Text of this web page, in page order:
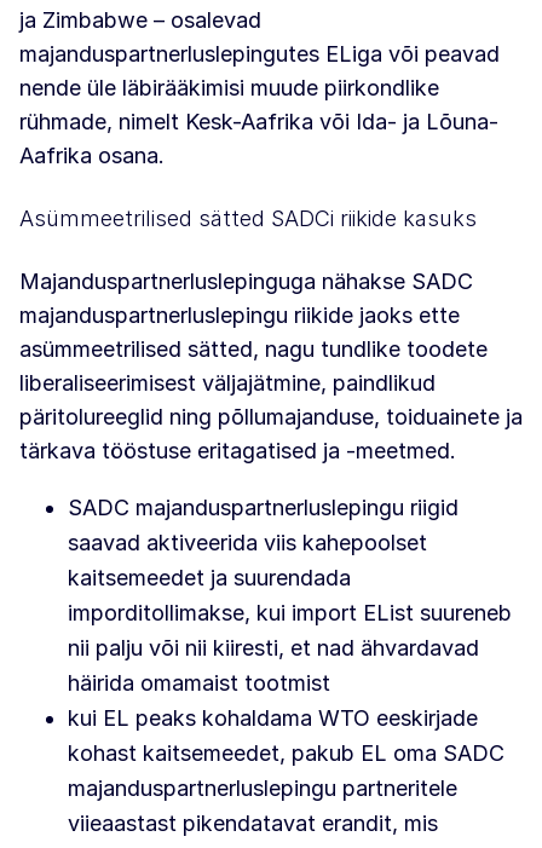
ja Zimbabwe – osalevad
majanduspartnerluslepingutes ELiga või peavad
nende üle läbirääkimisi muude piirkondlike
rühmade, nimelt Kesk-Aafrika või Ida- ja Lõuna-
Aafrika osana.
Asümmeetrilised sätted SADCi riikide kasuks
Majanduspartnerluslepinguga nähakse SADC
majanduspartnerluslepingu riikide jaoks ette
asümmeetrilised sätted, nagu tundlike toodete
liberaliseerimisest väljajätmine, paindlikud
päritolureeglid ning põllumajanduse, toiduainete ja
tärkava tööstuse eritagatised ja -meetmed.
SADC majanduspartnerluslepingu riigid
saavad aktiveerida viis kahepoolset
kaitsemeedet ja suurendada
imporditollimakse, kui import EList suureneb
nii palju või nii kiiresti, et nad ähvardavad
häirida omamaist tootmist
kui EL peaks kohaldama WTO eeskirjade
kohast kaitsemeedet, pakub EL oma SADC
majanduspartnerluslepingu partneritele
viieaastast pikendatavat erandit, mis